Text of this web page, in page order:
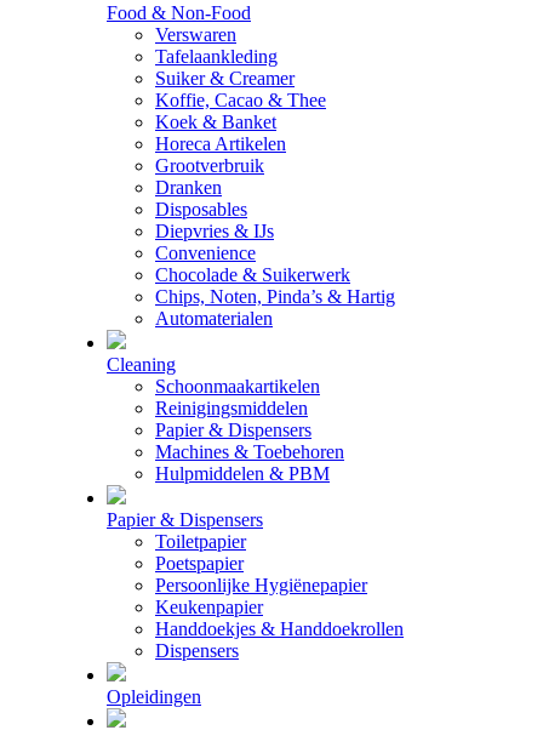
Food & Non-Food
Verswaren
Tafelaankleding
Suiker & Creamer
Koffie, Cacao & Thee
Koek & Banket
Horeca Artikelen
Grootverbruik
Dranken
Disposables
Diepvries & IJs
Convenience
Chocolade & Suikerwerk
Chips, Noten, Pinda’s & Hartig
Automaterialen
Cleaning
Schoonmaakartikelen
Reinigingsmiddelen
Papier & Dispensers
Machines & Toebehoren
Hulpmiddelen & PBM
Papier & Dispensers
Toiletpapier
Poetspapier
Persoonlijke Hygiënepapier
Keukenpapier
Handdoekjes & Handdoekrollen
Dispensers
Opleidingen